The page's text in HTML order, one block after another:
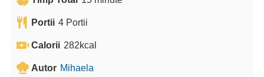
u
e
Portii 4 Portii
Calorii 282kcal
Autor Mihaela